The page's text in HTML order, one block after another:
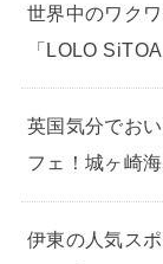
世界中のワク
「LOLO SiTOA
英国気分でお
フェ！城ヶ崎
伊東の人気ス